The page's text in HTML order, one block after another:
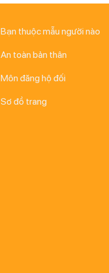
Bạn thuộc mẫu người nào
An toàn bản thân
Môn đăng hộ đối
Sơ đồ trang